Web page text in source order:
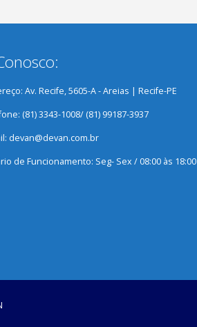
Av. Recife, 5605-A - Areias | Recife-PE
(81) 3343-1008/ (81) 99187-3937
devan@devan.com.br
de Funcionamento: Seg- Sex / 08:00 às 18:00